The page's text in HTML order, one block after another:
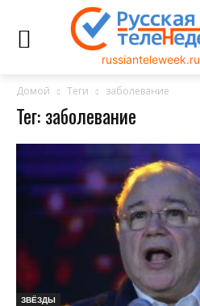
russianteleweek.ru
Домой Теги заболевание
Тег: заболевание
ЗВЁЗДЫ